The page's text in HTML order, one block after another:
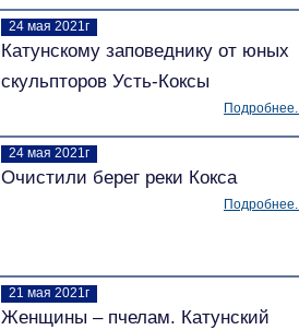
24 мая 2021г
Катунскому заповеднику от юных
скульпторов Усть-Коксы
24 мая 2021г
Очистили берег реки Кокса
21 мая 2021г
Женщины – пчелам. Катунский